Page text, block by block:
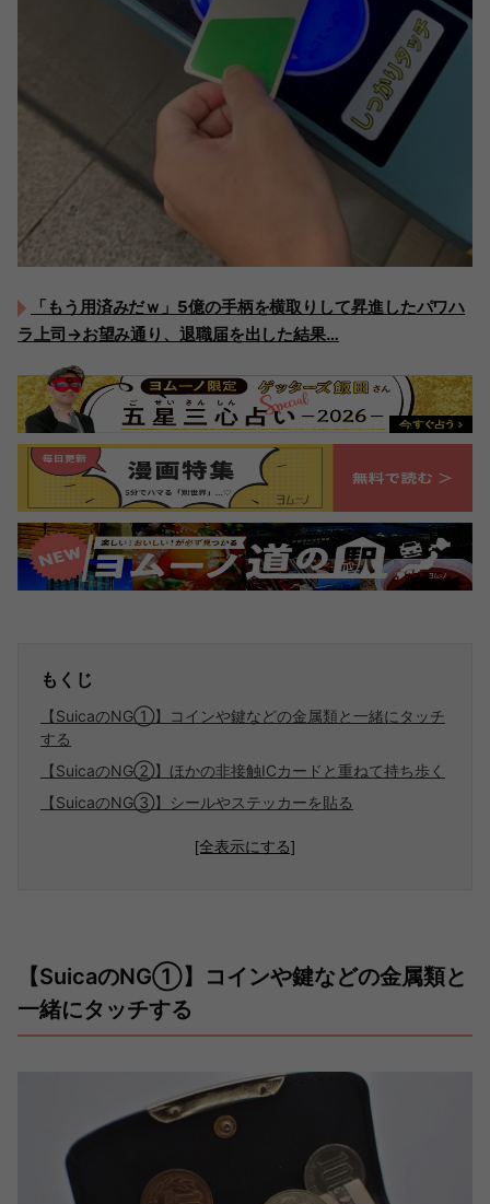
「もう用済みだｗ」5億の手柄を横取りして昇進したパワハ
ラ上司→お望み通り、退職届を出した結果…
もくじ
【SuicaのNG①】コインや鍵などの金属類と一緒にタッチ
する
【SuicaのNG②】ほかの非接触ICカードと重ねて持ち歩く
【SuicaのNG③】シールやステッカーを貼る
[全表示にする]
【SuicaのNG①】コインや鍵などの金属類と
一緒にタッチする